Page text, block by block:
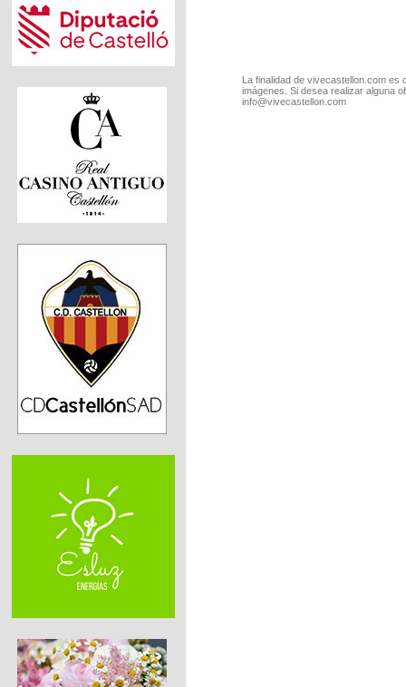
La finalidad de vivecastellon.com
imágenes. Si desea realizar alguna
info@vivecastellon.com